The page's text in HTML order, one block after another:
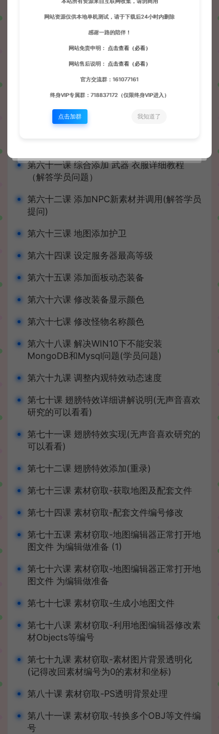
第五十五课 添加小地图解决地图卡顿
第五十七课 局域网架设
第五十八课 添加卧龙人形怪 土城
第五十九课 卧龙人形怪爆率修改
第六十一课 综合添加 武器 衣服详细教程
（解答学员问题）
第六十二课 添加NPC新素材并调用(解答学员
提问)
第六十三课 地图添加护卫
第六十四课 设定服务器最高等级
第六十五课 添加面板动态装备
第六十六课 修改装备显示颜色
第六十七课 修改怪物名称颜色
第六十八课 解决WIN10下不能安装
MongoDB和Mysql问题(学员问题)
第六十九课 调整内观特效动态速度
第七十课 翅膀特效详细讲解说明(无声音喜欢
研究的可以看看)
第七十一课 翅膀特效实现(无声音喜欢研究的
可以看看)
第七十二课 翅膀特效添加(重录)
第七十三课 素材窃取-获取地图及配套文件
第七十四课 素材窃取-配套文件编号修改
第七十五课 素材窃取-地图编辑器正常打开地
图文件 为编辑做准备 (1)
第七十六课 素材窃取-地图编辑器正常打开地
图文件 为编辑做准备
第七十七课 素材窃取-生成小地图文件
第七十八课 素材窃取-利用地图编辑器修改素
材Objects等编号
第七十九课 素材窃取-素材图片背景透明化
(记得改回素材编号为0的素材和坐标)
第八十课 素材窃取-PS透明背景处理
第八十一课 素材窃取-转换多个OBJ等文件编
号
网站资源仅供本地单机测试，请于下载后24小时内删除
感谢一路的陪伴！
网站免责申明： 点击查看（必看）
网站售后说明： 点击查看（必看）
官方交流群：161077161
终身VIP专属群：718837172（仅限终身VIP进入）
点击加群 我知道了